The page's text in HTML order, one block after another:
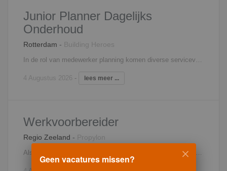
Junior Planner Dagelijks
Onderhoud
Rotterdam - Building Heroes
4 Augustus 2026 - lees meer ...
Werkvoorbereider
Regio Zeeland - Propylon
Als werkvoorbereider ben je verantwoordelijk voor de voorbereiding en de begeleiding van één of meerdere projecten. Je bent medeverantwoordelijk voor het behalen van de vooraf gestelde doelstellingen. Om deze doelstellingen te behalen stel je planningen en inkoopopdrachten op en zorg je voor de complete technische werkvoorbereiding. Je beoordeelt eveneens leveranciers en zorgt ervoor dat de gegevens voor de financiële bewaking en de afhandeling van projecten kloppen. Ook het signaleren en berekenen van meer- en minderwerk behoort tot jouw verantwoordelijkheden. Tot slot controleer, registreer en distribueer je documenten.
Geen vacatures missen?